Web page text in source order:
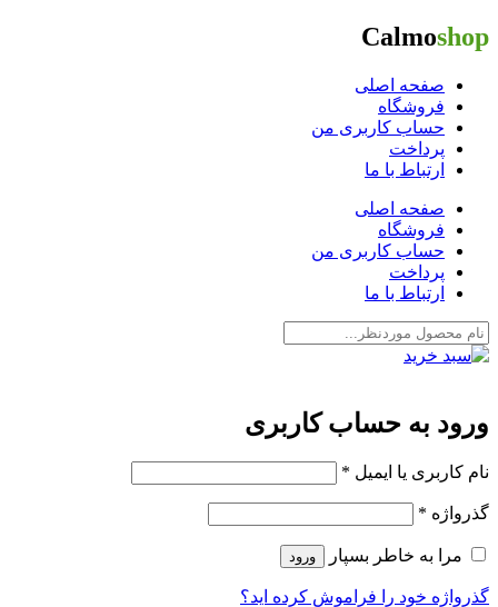
Calmoshop
صفحه اصلی
فروشگاه
حساب کاربری من
پرداخت
ارتباط با ما
صفحه اصلی
فروشگاه
حساب کاربری من
پرداخت
ارتباط با ما
ورود به حساب کاربری
نام کاربری یا ایمیل *
گذرواژه *
مرا به خاطر بسپار ورود
گذرواژه خود را فراموش کرده اید؟